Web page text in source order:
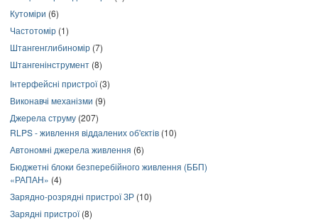
Кутоміри (6)
Частотомір (1)
Штангенглибиномір (7)
Штангенінструмент (8)
Інтерфейсні пристрої(3)
Виконавчі механізми (9)
Джерела струму (207)
RLPS - живлення віддалених об'єктів (10)
Автономні джерела живлення (6)
Бюджетні блоки безперебійного живлення (ББП)
«РАПАН» (4)
Зарядно-розрядні пристрої ЗР (10)
Зарядні пристрої(8)